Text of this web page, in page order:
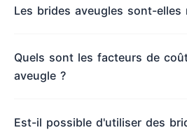
Les brides aveugles sont-elles
Quels sont les facteurs de
aveugle ?
Est-il possible d'utiliser des